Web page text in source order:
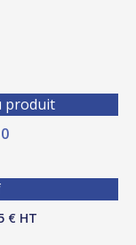
produit
€ HT